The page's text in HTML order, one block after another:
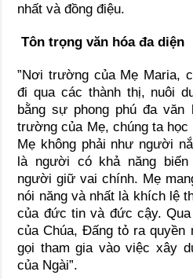
nhất và đồng điệu.
Tôn trọng văn hóa đa diện
”Nơi trường của Mẹ Maria,
đi qua các thành thị, nuôi
bằng sự phong phú đa
trường của Mẹ, chúng ta
Mẹ không phải như người
là người có khả năng biến
người giữ vai chính. Mẹ
nói năng và nhất là khích lệ
của đức tin và đức cậy.
của Chúa, Đấng tỏ ra quyền
gọi tham gia vào việc xây
của Ngài”.